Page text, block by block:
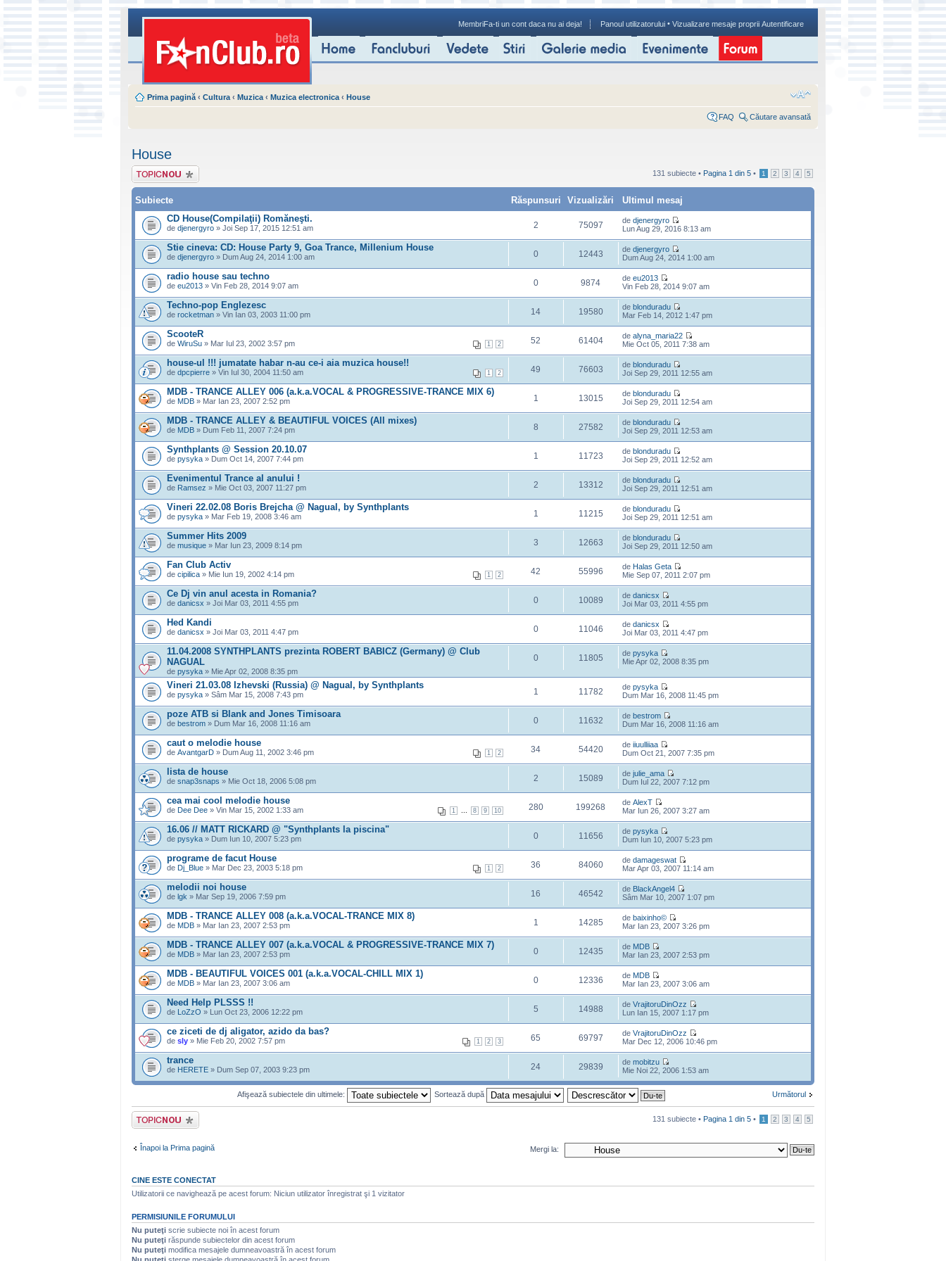
MembriFa-ti un cont daca nu ai deja! Panoul utilizatorului • Vizualizare mesaje proprii Autentificare
Prima pagină ‹ Cultura ‹ Muzica ‹ Muzica electronica ‹ House
FAQ Căutare avansată
House
Scrie un subiect
nou
131 subiecte • Pagina 1 din 5 • 1 2 3 4 5
Subiecte Răspunsuri Vizualizări
Ultimul mesaj
CD House(Compilaţii) Romăneşti.
de djenergyro » Joi Sep 17, 2015 12:51 am 2 75097 de djenergyro
Lun Aug 29, 2016 8:13 am
Stie cineva: CD: House Party 9, Goa Trance, Millenium House
de djenergyro » Dum Aug 24, 2014 1:00 am 0 12443 de djenergyro
Dum Aug 24, 2014 1:00 am
radio house sau techno
de eu2013 » Vin Feb 28, 2014 9:07 am 0 9874 de eu2013
Vin Feb 28, 2014 9:07 am
Techno-pop Englezesc
de rocketman » Vin Ian 03, 2003 11:00 pm 14 19580 de blonduradu
Mar Feb 14, 2012 1:47 pm
ScooteR
1 2
de WiruSu » Mar Iul 23, 2002 3:57 pm 52 61404 de alyna_maria22
Mie Oct 05, 2011 7:38 am
house-ul !!! jumatate habar n-au ce-i aia muzica house!!
1 2
de dpcpierre » Vin Iul 30, 2004 11:50 am 49 76603 de blonduradu
Joi Sep 29, 2011 12:55 am
MDB - TRANCE ALLEY 006 (a.k.a.VOCAL & PROGRESSIVE-TRANCE MIX 6)
de MDB » Mar Ian 23, 2007 2:52 pm 1 13015 de blonduradu
Joi Sep 29, 2011 12:54 am
MDB - TRANCE ALLEY & BEAUTIFUL VOICES (All mixes)
de MDB » Dum Feb 11, 2007 7:24 pm 8 27582 de blonduradu
Joi Sep 29, 2011 12:53 am
Synthplants @ Session 20.10.07
de pysyka » Dum Oct 14, 2007 7:44 pm 1 11723 de blonduradu
Joi Sep 29, 2011 12:52 am
Evenimentul Trance al anului !
de Ramsez » Mie Oct 03, 2007 11:27 pm 2 13312 de blonduradu
Joi Sep 29, 2011 12:51 am
Vineri 22.02.08 Boris Brejcha @ Nagual, by Synthplants
de pysyka » Mar Feb 19, 2008 3:46 am 1 11215 de blonduradu
Joi Sep 29, 2011 12:51 am
Summer Hits 2009
de musique » Mar Iun 23, 2009 8:14 pm 3 12663 de blonduradu
Joi Sep 29, 2011 12:50 am
Fan Club Activ
1 2
de cipilica » Mie Iun 19, 2002 4:14 pm 42 55996 de Halas Geta
Mie Sep 07, 2011 2:07 pm
Ce Dj vin anul acesta in Romania?
de danicsx » Joi Mar 03, 2011 4:55 pm 0 10089 de danicsx
Joi Mar 03, 2011 4:55 pm
Hed Kandi
de danicsx » Joi Mar 03, 2011 4:47 pm 0 11046 de danicsx
Joi Mar 03, 2011 4:47 pm
11.04.2008 SYNTHPLANTS prezinta ROBERT BABICZ (Germany) @ Club
NAGUAL
de pysyka » Mie Apr 02, 2008 8:35 pm
0 11805 de pysyka
Mie Apr 02, 2008 8:35 pm
Vineri 21.03.08 Izhevski (Russia) @ Nagual, by Synthplants
de pysyka » Sâm Mar 15, 2008 7:43 pm 1 11782 de pysyka
Dum Mar 16, 2008 11:45 pm
poze ATB si Blank and Jones Timisoara
de bestrom » Dum Mar 16, 2008 11:16 am 0 11632 de bestrom
Dum Mar 16, 2008 11:16 am
caut o melodie house
1 2
de AvantgarD » Dum Aug 11, 2002 3:46 pm 34 54420 de iiuulliiaa
Dum Oct 21, 2007 7:35 pm
lista de house
de snap3snaps » Mie Oct 18, 2006 5:08 pm 2 15089 de julie_ama
Dum Iul 22, 2007 7:12 pm
cea mai cool melodie house
1 8 9 10
de Dee Dee » Vin Mar 15, 2002 1:33 am 280 199268 de AlexT
Mar Iun 26, 2007 3:27 am
16.06 // MATT RICKARD @ "Synthplants la piscina"
de pysyka » Dum Iun 10, 2007 5:23 pm 0 11656 de pysyka
Dum Iun 10, 2007 5:23 pm
programe de facut House
1 2
de Dj_Blue » Mar Dec 23, 2003 5:18 pm 36 84060 de damageswat
Mar Apr 03, 2007 11:14 am
melodii noi house
de lgk » Mar Sep 19, 2006 7:59 pm 16 46542 de BlackAngel4
Sâm Mar 10, 2007 1:07 pm
MDB - TRANCE ALLEY 008 (a.k.a.VOCAL-TRANCE MIX 8)
de MDB » Mar Ian 23, 2007 2:53 pm 1 14285 de baixinho©
Mar Ian 23, 2007 3:26 pm
MDB - TRANCE ALLEY 007 (a.k.a.VOCAL & PROGRESSIVE-TRANCE MIX 7)
de MDB » Mar Ian 23, 2007 2:53 pm 0 12435 de MDB
Mar Ian 23, 2007 2:53 pm
MDB - BEAUTIFUL VOICES 001 (a.k.a.VOCAL-CHILL MIX 1)
de MDB » Mar Ian 23, 2007 3:06 am 0 12336 de MDB
Mar Ian 23, 2007 3:06 am
Need Help PLSSS !!
de LoZzO » Lun Oct 23, 2006 12:22 pm 5 14988 de VrajitoruDinOzz
Lun Ian 15, 2007 1:17 pm
ce ziceti de dj aligator, azido da bas?
1 2 3
de sly » Mie Feb 20, 2002 7:57 pm 65 69797 de VrajitoruDinOzz
Mar Dec 12, 2006 10:46 pm
trance
de HERETE » Dum Sep 07, 2003 9:23 pm 24 29839 de mobitzu
Mie Noi 22, 2006 1:53 am
Următorul
Afişează subiectele din ultimele: Sortează după
Scrie un subiect
nou
131 subiecte • Pagina 1 din 5 • 1 2 3 4 5
Înapoi la Prima pagină Mergi la:
CINE ESTE CONECTAT
Utilizatorii ce navighează pe acest forum: Niciun utilizator înregistrat şi 1 vizitator
PERMISIUNILE FORUMULUI
Nu puteţi scrie subiecte noi în acest forum
Nu puteţi răspunde subiectelor din acest forum
Nu puteţi modifica mesajele dumneavoastră în acest forum